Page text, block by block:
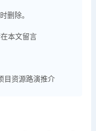
删除。
本文留言
目资源路演推介